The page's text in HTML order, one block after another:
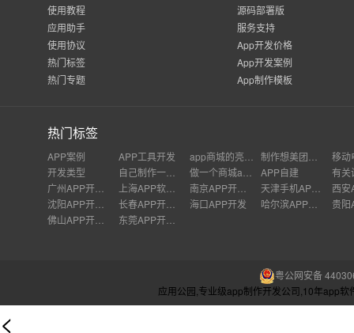
使用教程
应用助手
使用协议
热门标签
热门专题
源码部署版
服务支持
App开发价格
App开发案例
App制作模板
热门标签
APP案例 APP工具开发
开发类型
APP自建
海口APP开发
粤公网安备
应用公园,专业级app制作开发公司,10年app
<